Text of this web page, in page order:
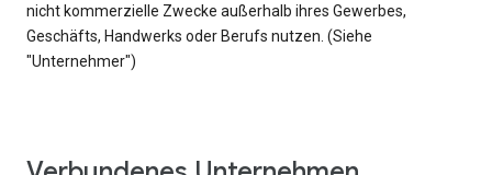
nicht kommerzielle Zwecke außerhalb ihres Gewerbes,
Geschäfts, Handwerks oder Berufs nutzen. (Siehe
"Unternehmer")